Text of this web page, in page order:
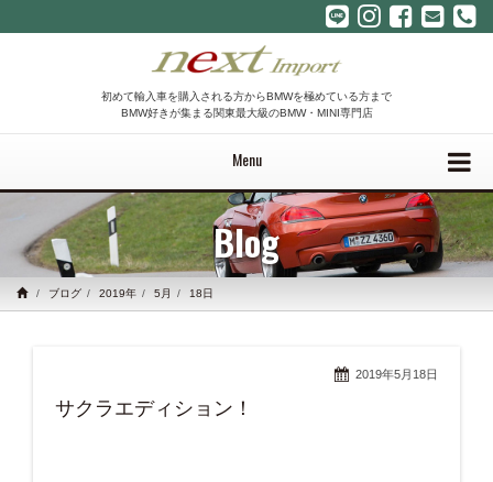
初めて輸入車を購入される方からBMWを極めている方まで
BMW好きが集まる関東最大級のBMW・MINI専門店
Menu
Blog
ブログ 2019年 5月 18日
2019年5月18日
サクラエディション！